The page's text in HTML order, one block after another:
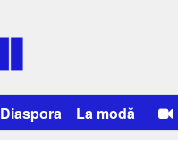
Diaspora La modă